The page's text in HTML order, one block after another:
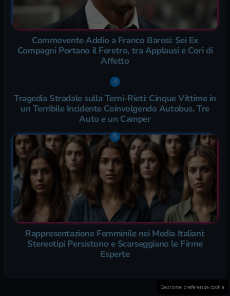
Commovente Addio a Franco Baresi: Sei Ex
Compagni Portano il Feretro, tra Applausi e Cori di
Affetto
Tragedia Stradale sulla Terni-Rieti: Cinque Vittime in
un Terribile Incidente Coinvolgendo Autobus, Tre
Auto e un Camper
Rappresentazione Femminile nei Media Italiani:
Stereotipi Persistono e Scarseggiano le Firme
Esperte
Gestione preferenze cookie